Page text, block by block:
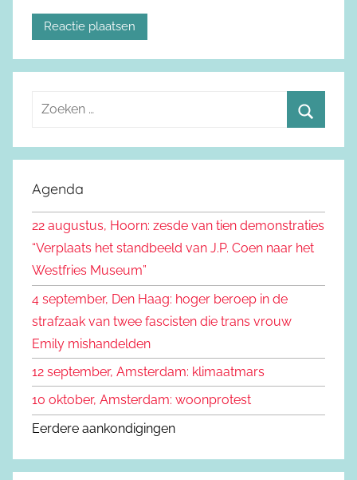
e
e
n
r
:
o
e
n
Agenda
22 augustus, Hoorn: zesde van tien demonstraties
“Verplaats het standbeeld van J.P. Coen naar het
Westfries Museum”
4 september, Den Haag: hoger beroep in de
strafzaak van twee fascisten die trans vrouw
Emily mishandelden
12 september, Amsterdam: klimaatmars
10 oktober, Amsterdam: woonprotest
Eerdere aankondigingen